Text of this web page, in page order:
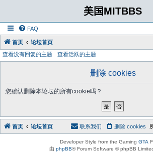
美国MITBBS
FAQ
首页 论坛首页
查看没有回复的主题 查看活跃的主题
删除 cookies
您确认删除本论坛的所有cookie吗？
首页 论坛首页 删除 cookies
联系我们
Developer Style from the Gaming GTA
由 phpBB® Forum Software © phpBB